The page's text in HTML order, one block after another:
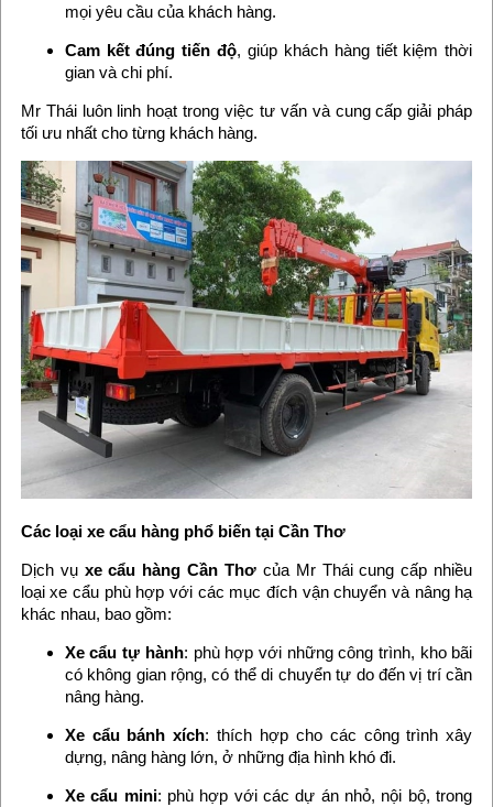
mọi yêu cầu của khách hàng.
Cam kết đúng tiến độ, giúp khách hàng tiết kiệm thời
gian và chi phí.
Mr Thái luôn linh hoạt trong việc tư vấn và cung cấp giải pháp
tối ưu nhất cho từng khách hàng.
Các loại xe cẩu hàng phổ biến tại Cần Thơ
Dịch vụ xe cẩu hàng Cần Thơ của Mr Thái cung cấp nhiều
loại xe cẩu phù hợp với các mục đích vận chuyển và nâng hạ
khác nhau, bao gồm:
Xe cẩu tự hành: phù hợp với những công trình, kho bãi
có không gian rộng, có thể di chuyển tự do đến vị trí cần
nâng hàng.
Xe cẩu bánh xích: thích hợp cho các công trình xây
dựng, nâng hàng lớn, ở những địa hình khó đi.
Xe cẩu mini: phù hợp với các dự án nhỏ, nội bộ, trong